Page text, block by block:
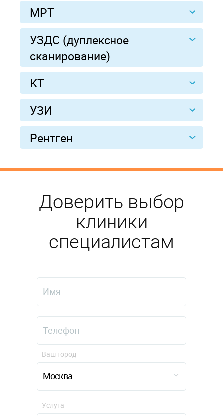
МРТ
УЗДС (дуплексное
сканирование)
КТ
УЗИ
Рентген
Доверить выбор
клиники
специалистам
Москва
Ваш город
Услуга